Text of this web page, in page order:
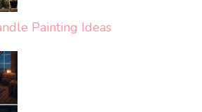
Painting Ideas